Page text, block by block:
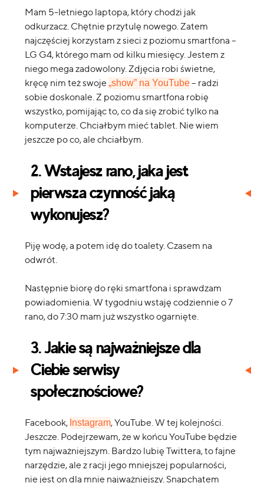
Mam 5-letniego laptopa, który chodzi jak
odkurzacz. Chętnie przytulę nowego. Zatem
najczęściej korzystam z sieci z poziomu smartfona –
LG G4, którego mam od kilku miesięcy. Jestem z
niego mega zadowolony. Zdjęcia robi świetne,
kręcę nim też swoje„show” na YouTube– radzi
sobie doskonale. Z poziomu smartfona robię
wszystko, pomijając to, co da się zrobić tylko na
komputerze. Chciałbym mieć tablet. Nie wiem
jeszcze po co, ale chciałbym.
2. Wstajesz rano, jaka jest
pierwsza czynność jaką
wykonujesz?
Piję wodę, a potem idę do toalety. Czasem na
odwrót.
Następnie biorę do ręki smartfona i sprawdzam
powiadomienia. W tygodniu wstaję codziennie o 7
rano, do 7:30 mam już wszystko ogarnięte.
3. Jakie są najważniejsze dla
Ciebie serwisy
społecznościowe?
Facebook, Instagram, YouTube. W tej kolejności.
Jeszcze. Podejrzewam, że w końcu YouTube będzie
tym najważniejszym. Bardzo lubię Twittera, to fajne
narzędzie, ale z racji jego mniejszej popularności,
nie jest on dla mnie najważniejszy. Snapchatem